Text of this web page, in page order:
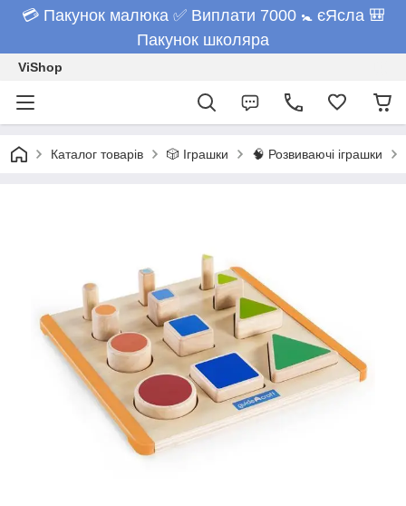
💳 Пакунок малюка ✅ Виплати 7000 🚼 єЯсла 🎒
Пакунок школяра
ViShop
Каталог товарів 🎲 Іграшки 🧠 Розвиваючі іграшки